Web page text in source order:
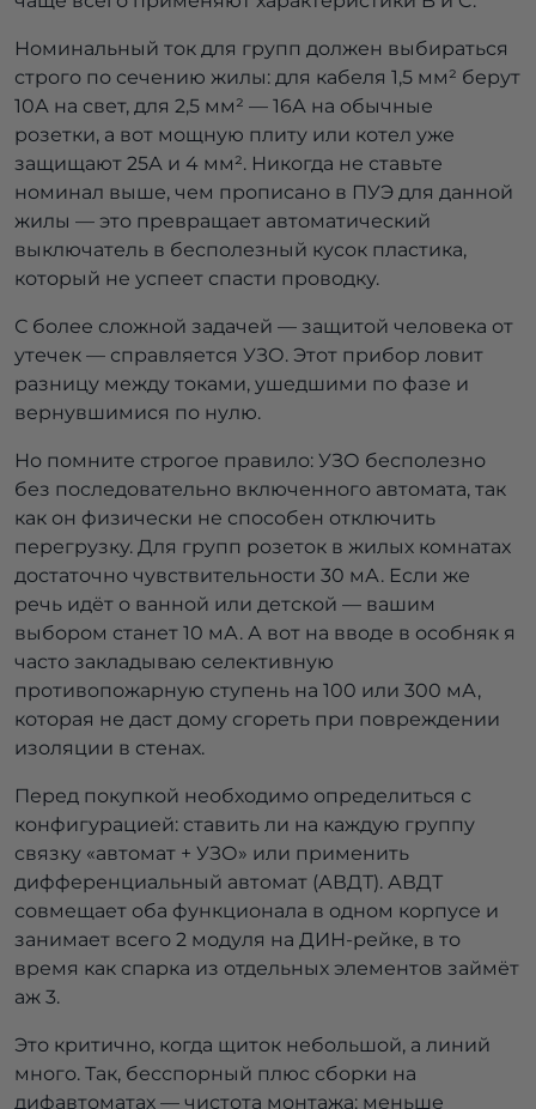
Номинальный ток для групп должен выбираться
строго по сечению жилы: для кабеля 1,5 мм² берут
10А на свет, для 2,5 мм² — 16А на обычные
розетки, а вот мощную плиту или котел уже
защищают 25А и 4 мм². Никогда не ставьте
номинал выше, чем прописано в ПУЭ для данной
жилы — это превращает автоматический
выключатель в бесполезный кусок пластика,
который не успеет спасти проводку.
С более сложной задачей — защитой человека от
утечек — справляется УЗО. Этот прибор ловит
разницу между токами, ушедшими по фазе и
вернувшимися по нулю.
Но помните строгое правило: УЗО бесполезно
без последовательно включенного автомата, так
как он физически не способен отключить
перегрузку. Для групп розеток в жилых комнатах
достаточно чувствительности 30 мА. Если же
речь идёт о ванной или детской — вашим
выбором станет 10 мА. А вот на вводе в особняк я
часто закладываю селективную
противопожарную ступень на 100 или 300 мА,
которая не даст дому сгореть при повреждении
изоляции в стенах.
Перед покупкой необходимо определиться с
конфигурацией: ставить ли на каждую группу
связку «автомат + УЗО» или применить
дифференциальный автомат (АВДТ). АВДТ
совмещает оба функционала в одном корпусе и
занимает всего 2 модуля на ДИН-рейке, в то
время как спарка из отдельных элементов займёт
аж 3.
Это критично, когда щиток небольшой, а линий
много. Так, бесспорный плюс сборки на
дифавтоматах — чистота монтажа: меньше